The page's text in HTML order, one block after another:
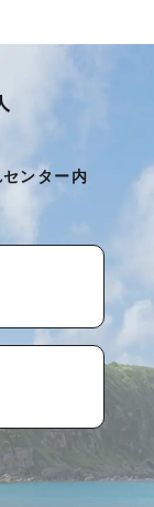
ンター内